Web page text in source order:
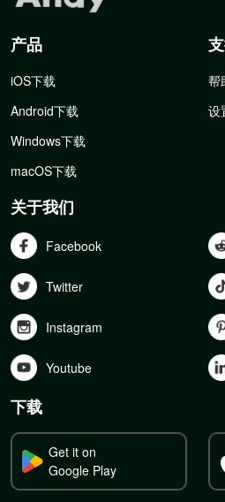
产品
iOS下载
Android下载
Windows下载
macOS下载
帮
设
关于我们
Facebook
Twitter
Instagram
Youtube
下载
Get it on
Google Play